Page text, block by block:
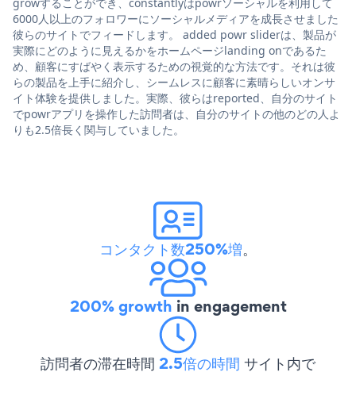
6000人以上のフォロワーにソーシャルメディアを成長させました
彼らのサイトでフィードします。 added powr sliderは、製品が
実際にどのように見えるかをホームページlanding onであるた
め、顧客にすばやく表示するための視覚的な方法です。それは彼
らの製品を上手に紹介し、シームレスに顧客に素晴らしいオンサ
イト体験を提供しました。実際、彼らはreported、自分のサイト
でpowrアプリを操作した訪問者は、自分のサイトの他のどの人よ
りも2.5倍長く関与していました。
コンタクト数250%増。
200% growth in engagement
訪問者の滞在時間 2.5倍の時間 サイト内で